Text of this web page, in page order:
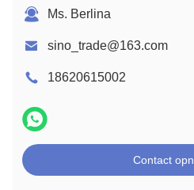
Ms. Berlina
sino_trade@163.com
18620615002
Contact